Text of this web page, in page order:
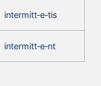
intermitt‑e‑tis
intermitt‑e‑nt